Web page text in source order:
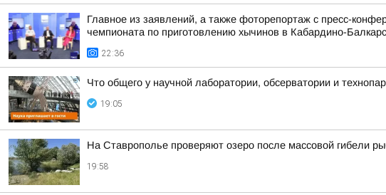
Главное из заявлений, а также фоторепортаж с пресс-
чемпионата по приготовлению хычинов в Кабардино-
22:36
Что общего у научной лаборатории, обсерватории и
19:05
На Ставрополье проверяют озеро после массовой гибели
19:58